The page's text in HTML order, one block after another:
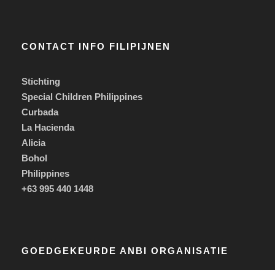
CONTACT INFO FILIPIJNEN
Stichting
Special Children Philippines
Curbada
La Hacienda
Alicia
Bohol
Philippines
+63 995 440 1448
GOEDGEKEURDE ANBI ORGANISATIE